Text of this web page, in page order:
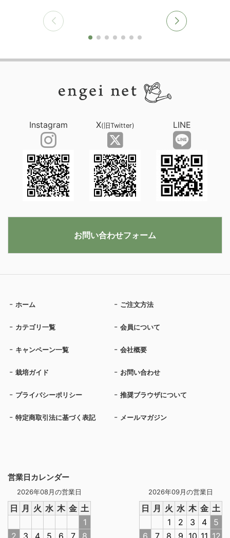
営業日カレンダー
2026年08月の営業日
日 月 火 水 木 金 土
1
2
3 4 5 6 7 8
2026年09月の営業日
日 月 火 水 木 金 土
1
2 3 4
5
6
7 8 9 10 11 12
ホーム ご注文方法
カテゴリ一覧 会員について
キャンペーン一覧 会社概要
栽培ガイド お問い合わせ
プライバシーポリシー 推奨ブラウザについて
特定商取引法に基づく表記 メールマガジン
Instagram X(旧Twitter) LINE
お問い合わせフォーム